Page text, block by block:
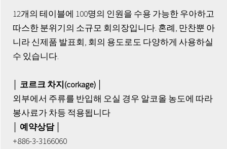
12개의 테이블에 100명의 인원을 수용 가능한 우아하고
따스한 분위기의 소규모 회의장입니다. 혼례, 만찬뿐 아
니라 신제품 발표회, 회의 용도로도 다양하게 사용하실
수 있습니다.
│ 코르크 차지(corkage) │
외부에서 주류를 반입해 오실 경우 알코올 농도에 따라
봉사료가 차등 적용됩니다
│ 예약상담 │
+886-3-3166060